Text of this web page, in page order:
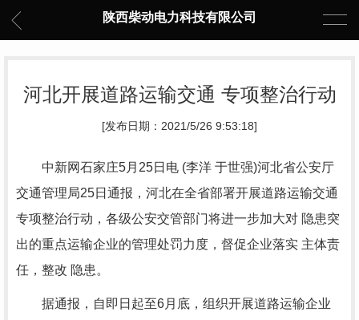
陕西柴动电力科技有限公司
河北开展道路运输交通 专项整治行动
[发布日期：2021/5/26 9:53:18]
中新网石家庄5月25日电 (李洋 于世强)河北省公安厅
交通管理局25日通报，河北在全省部署开展道路运输交通
专项整治行动，各级公安交管部门将进一步加大对 隐患突
出的重点运输企业的管理处罚力度，督促企业落实 主体责
任，整改 隐患。
据通报，自即日起至6月底，组织开展道路运输企业